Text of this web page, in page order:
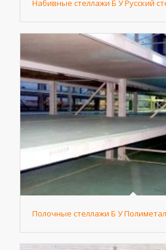
Набивные стеллажи Б У Русский
Полочные стеллажи Б У